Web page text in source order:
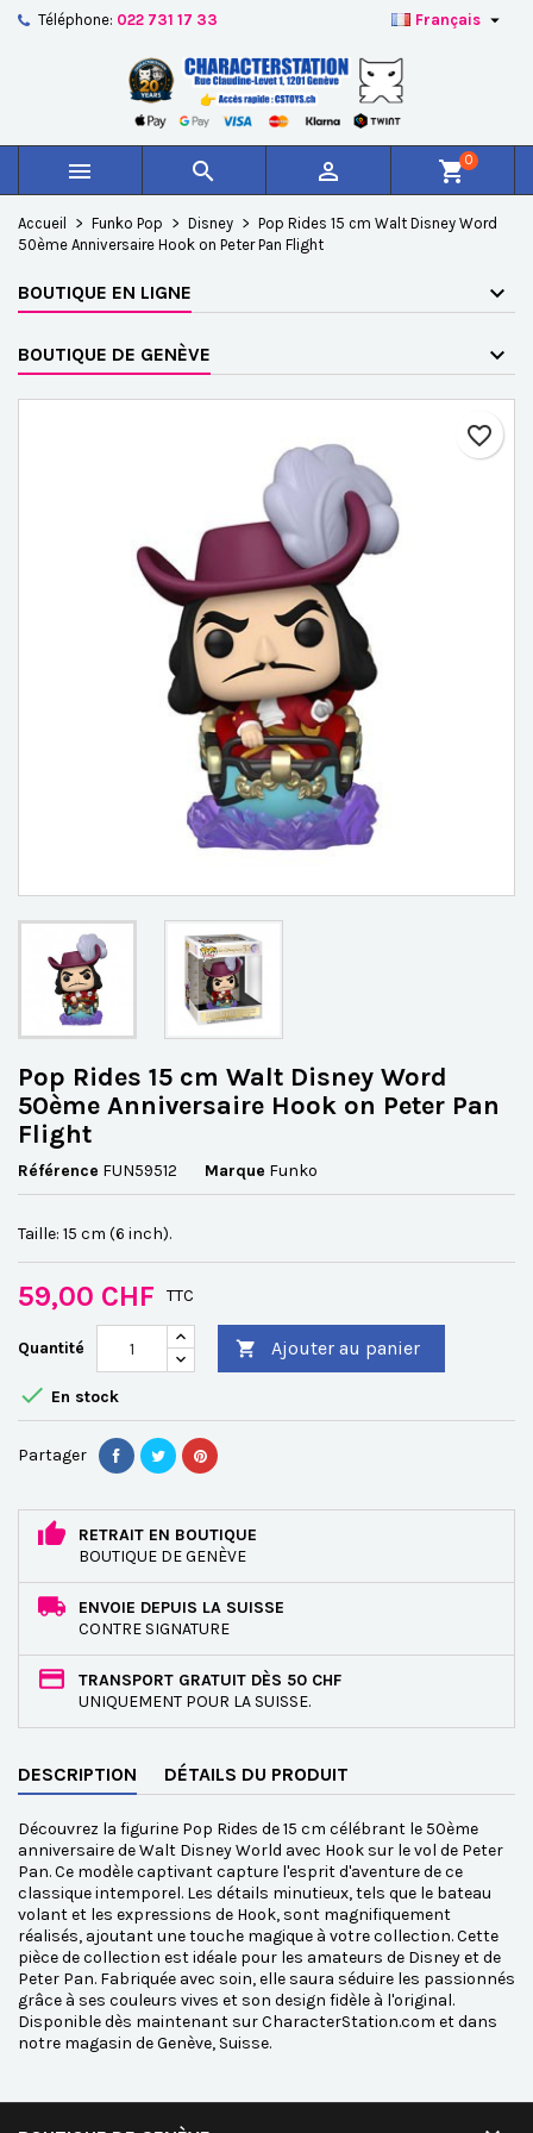
Téléphone: 022 731 17 33 Français 
   shopping_cart0
Accueil Funko Pop Disney
Pop Rides 15 cm Walt Disney Word
50ème Anniversaire Hook on Peter Pan Flight
BOUTIQUE EN LIGNE
BOUTIQUE DE GENÈVE
favorite_border
Pop Rides 15 cm Walt Disney Word
50ème Anniversaire Hook on Peter Pan
Flight
Référence FUN59512 Marque Funko
Taille: 15 cm (6 inch).
59,00 CHF TTC
Quantité  Ajouter au panier
 En stock
Partager
RETRAIT EN BOUTIQUE
BOUTIQUE DE GENÈVE
ENVOIE DEPUIS LA SUISSE
CONTRE SIGNATURE
TRANSPORT GRATUIT DÈS 50 CHF
UNIQUEMENT POUR LA SUISSE.
DESCRIPTION DÉTAILS DU PRODUIT
Découvrez la figurine Pop Rides de 15 cm célébrant le 50ème
anniversaire de Walt Disney World avec Hook sur le vol de Peter
Pan. Ce modèle captivant capture l'esprit d'aventure de ce
classique intemporel. Les détails minutieux, tels que le bateau
volant et les expressions de Hook, sont magnifiquement
réalisés, ajoutant une touche magique à votre collection. Cette
pièce de collection est idéale pour les amateurs de Disney et de
Peter Pan. Fabriquée avec soin, elle saura séduire les passionnés
grâce à ses couleurs vives et son design fidèle à l'original.
Disponible dès maintenant sur CharacterStation.com et dans
notre magasin de Genève, Suisse.
Créer une nouvelle liste
Nom de la liste d'envies
Annuler Créer une liste d'envies
Vous devez être connecté pour ajouter des produits à
votre liste d'envies.